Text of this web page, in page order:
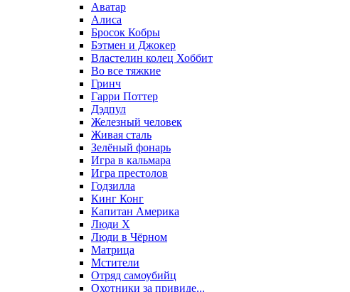
Аватар
Алиса
Бросок Кобры
Бэтмен и Джокер
Властелин колец Хоббит
Во все тяжкие
Гринч
Гарри Поттер
Дэдпул
Железный человек
Живая сталь
Зелёный фонарь
Игра в кальмара
Игра престолов
Годзилла
Кинг Конг
Капитан Америка
Люди X
Люди в Чёрном
Матрица
Мстители
Отряд самоубийц
Охотники за привиде...